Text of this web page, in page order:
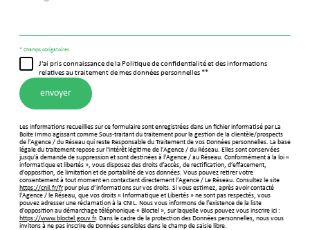
* Champs obligatoires
J'ai pris connaissance de la Politique de confidentialité et des informations
relatives au traitement de mes données personnelles **
envoyer
Les informations recueillies sur ce formulaire sont enregistrées dans un fichier informatisé par La
Boite Immo agissant comme Sous-traitant du traitement pour la gestion de la clientèle/prospects
de l'Agence / du Réseau qui reste Responsable du Traitement de vos Données personnelles. La base
légale du traitement repose sur l'intérêt légitime de l'Agence / du Réseau. Elles sont conservées
jusqu'à demande de suppression et sont destinées à l'Agence / au Réseau. Conformément à la loi «
informatique et libertés », vous disposez des droits d’accès, de rectification, d’effacement,
d’opposition, de limitation et de portabilité de vos données. Vous pouvez retirer votre
consentement à tout moment en contactant directement l’Agence / Le Réseau. Consultez le site
https://cnil.fr/frpour plus d’informations sur vos droits. Si vous estimez, après avoir contacté
l'Agence / le Réseau, que vos droits « Informatique et Libertés » ne sont pas respectés, vous
pouvez adresser une réclamation à la CNIL. Nous vous informons de l’existence de la liste
d'opposition au démarchage téléphonique « Bloctel », sur laquelle vous pouvez vous inscrire ici :
https://www.bloctel.gouv.fr. Dans le cadre de la protection des Données personnelles, nous vous
invitons à ne pas inscrire de Données sensibles dans le champ de saisie libre.